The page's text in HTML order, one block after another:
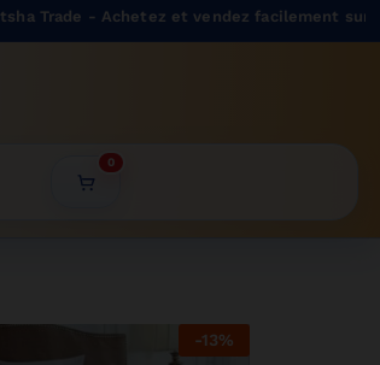
- Achetez et vendez facilement sur notre
0
-13%